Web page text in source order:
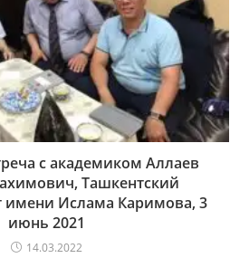
с академиком Аллаев
Ташкентский
имени Ислама Каримова, 3
июнь 2021
14.03.2022